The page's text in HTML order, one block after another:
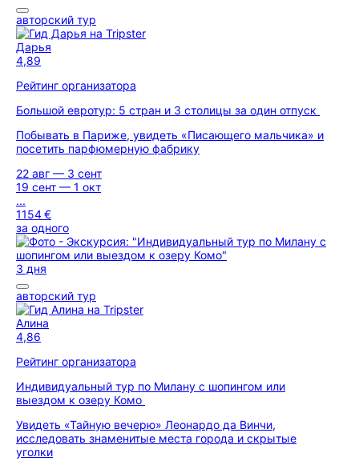
авторский тур
Дарья
4,89
Рейтинг организатора
Большой евротур: 5 стран и 3 столицы за один отпуск
Побывать в Париже, увидеть «Писающего мальчика» и
посетить парфюмерную фабрику
22 авг — 3 сент
19 сент — 1 окт
...
1154 €
за одного
3 дня
авторский тур
Алина
4,86
Рейтинг организатора
Индивидуальный тур по Милану с шопингом или
выездом к озеру Комо
Увидеть «Тайную вечерю» Леонардо да Винчи,
исследовать знаменитые места города и скрытые
уголки